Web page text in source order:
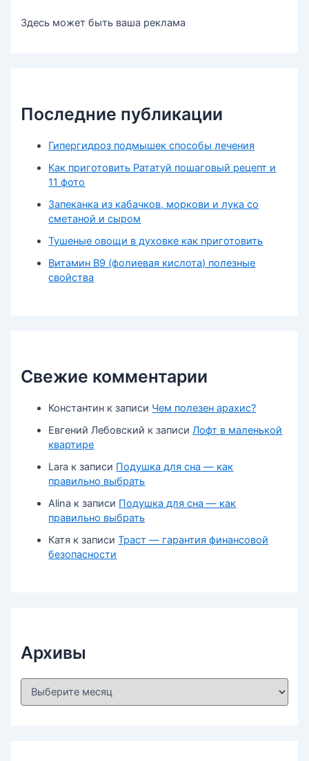
Здесь может быть ваша реклама
Последние публикации
Гипергидроз подмышек способы лечения
Как приготовить Рататуй пошаговый рецепт и
11 фото
Запеканка из кабачков, моркови и лука со
сметаной и сыром
Тушеные овощи в духовке как приготовить
Витамин В9 (фолиевая кислота) полезные
свойства
Свежие комментарии
Константин к записи Чем полезен арахис?
Евгений Лебовский к записиЛофт в маленькой
квартире
Lara к записи Подушка для сна — как
правильно выбрать
Alina к записи Подушка для сна — как
правильно выбрать
Катя к записиТраст — гарантия финансовой
безопасности
Архивы
А